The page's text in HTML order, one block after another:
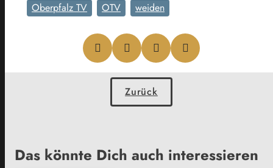
Oberpfalz TV
OTV weiden
Zurück
Das könnte Dich auch interessieren